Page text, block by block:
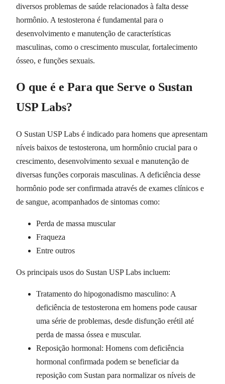
diversos problemas de saúde relacionados à falta desse
hormônio. A testosterona é fundamental para o
desenvolvimento e manutenção de características
masculinas, como o crescimento muscular, fortalecimento
ósseo, e funções sexuais.
O que é e Para que Serve o Sustan
USP Labs?
O Sustan USP Labs é indicado para homens que apresentam
níveis baixos de testosterona, um hormônio crucial para o
crescimento, desenvolvimento sexual e manutenção de
diversas funções corporais masculinas. A deficiência desse
hormônio pode ser confirmada através de exames clínicos e
de sangue, acompanhados de sintomas como:
Perda de massa muscular
Fraqueza
Entre outros
Os principais usos do Sustan USP Labs incluem:
Tratamento do hipogonadismo masculino: A
deficiência de testosterona em homens pode causar
uma série de problemas, desde disfunção erétil até
perda de massa óssea e muscular.
Reposição hormonal: Homens com deficiência
hormonal confirmada podem se beneficiar da
reposição com Sustan para normalizar os níveis de